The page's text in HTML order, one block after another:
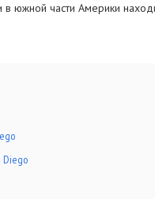
южной части Америки
Diego